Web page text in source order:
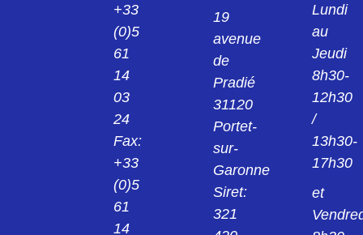
+33
(0)5
61
14
03
24
Fax:
+33
(0)5
61
14
19
avenue
de
Pradié
31120
Portet-
sur-
Garonne
Siret:
321
Lundi
au
Jeudi
8h30-
12h30
/
13h30-
17h30
et